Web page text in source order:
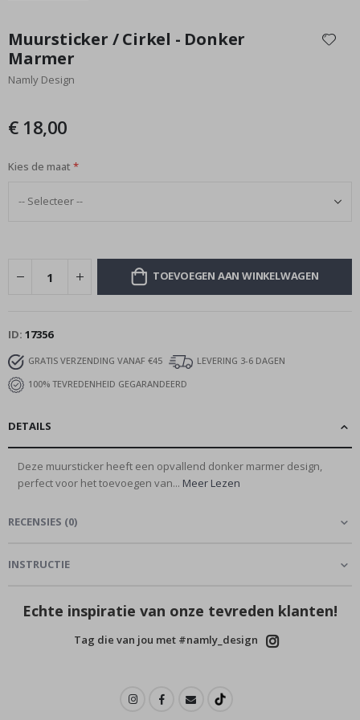
het
begin
van
gallerij
Muursticker / Cirkel - Donker
Marmer
Namly Design
€ 18,00
Kies de maat
TOEVOEGEN AAN WINKELWAGEN
ID 17356
GRATIS VERZENDING VANAF €45
LEVERING 3-6 DAGEN
100% TEVREDENHEID GEGARANDEERD
DETAILS
Deze muursticker heeft een opvallend donker marmer design,
perfect voor het toevoegen van... Meer Lezen
RECENSIES (0)
INSTRUCTIE
Echte inspiratie van onze tevreden klanten!
Tag die van jou met #namly_design